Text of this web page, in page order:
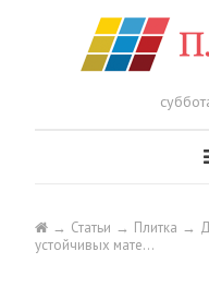
Статьи Плитка
устойчивых мате…